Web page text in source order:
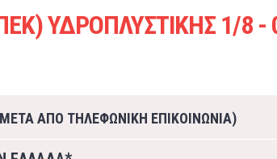
ΥΔΡΟΠΛΥΣΤΙΚΗΣ 1/8 -
ΑΠΟ ΤΗΛΕΦΩΝΙΚΗ ΕΠΙΚΟΙΝΩΝΙΑ)